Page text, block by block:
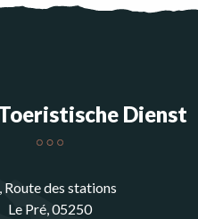
Dienst
Route des stations
Le Pré, 05250